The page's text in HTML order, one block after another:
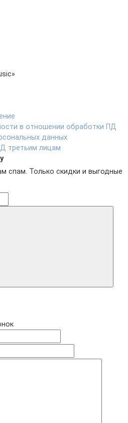
в отношении обработки ПД
данных
третьим лицам
спам. Только скидки и выгодные